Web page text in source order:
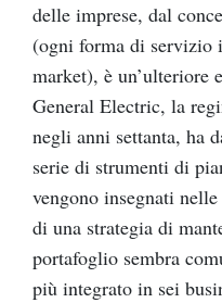
delle imprese, dal
(ogni forma di servizio
market), è un’ulteriore
General Electric, la
negli anni settanta, ha
serie di strumenti di
vengono insegnati
di una strategia di
portafoglio sembra
più integrato in sei